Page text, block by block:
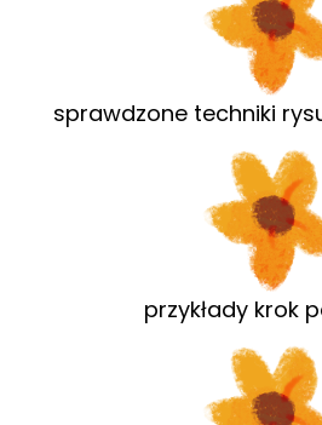
sprawdzone techniki
przykłady krok